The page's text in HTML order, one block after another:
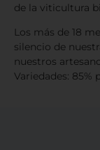
de la viticultura
Los más de 18
silencio de
nuestros
Variedades: 85%